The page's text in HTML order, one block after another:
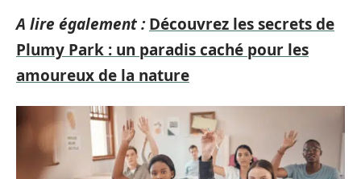
A lire également : Découvrez les secrets de
Plumy Park : un paradis caché pour les
amoureux de la nature